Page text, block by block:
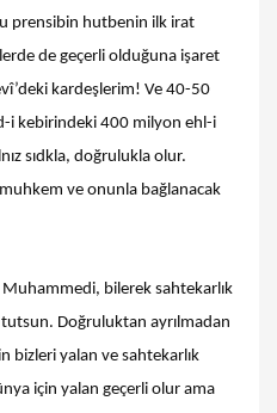
prensibin hutbenin ilk irat
de geçerli olduğuna işaret
kardeşlerim! Ve 40-50
i kebirindeki 400 milyon ehl-i
sıdkla, doğrulukla olur.
ve onunla bağlanacak
bilerek sahtekarlık
Doğruluktan ayrılmadan
bizleri yalan ve sahtekarlık
için yalan geçerli olur ama